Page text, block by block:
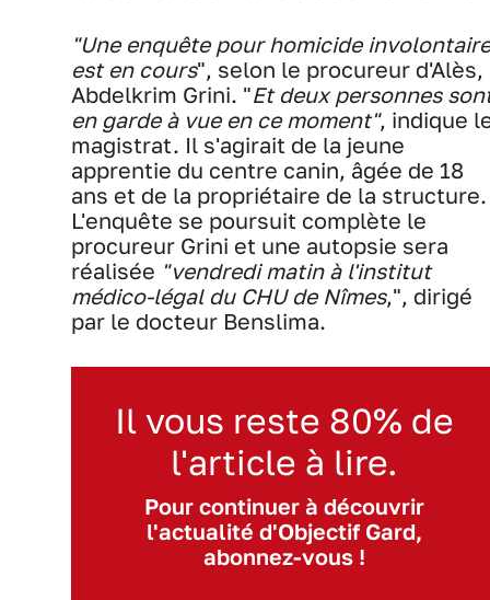
"Une enquête pour homicide involontaire
est en cours", selon le procureur d'Alès,
Abdelkrim Grini. "Et deux personnes
en garde à vue en ce moment", indique
magistrat. Il s'agirait de la jeune
apprentie du centre canin, âgée de 18
ans et de la propriétaire de la structure.
L'enquête se poursuit complète le
procureur Grini et une autopsie sera
réalisée "vendredi matin à l'institut
médico-légal du CHU de Nîmes,", dirigé
par le docteur Benslima.
Il vous reste 80% de
l'article à lire.
Pour continuer à découvrir
l'actualité d'Objectif Gard,
abonnez-vous !